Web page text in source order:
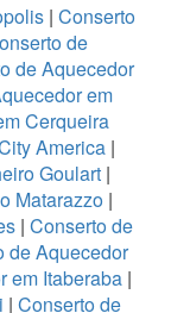
| Conserto
de
de Aquecedor
em
Cerqueira
America |
Goulart |
Matarazzo |
| Conserto de
de Aquecedor
em Itaberaba |
| Conserto de